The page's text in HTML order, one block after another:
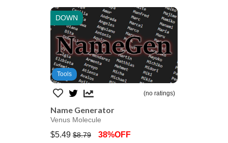
DOWN
Tools
(no ratings)
Name Generator
Venus Molecule
$5.49 $8.79 38%OFF